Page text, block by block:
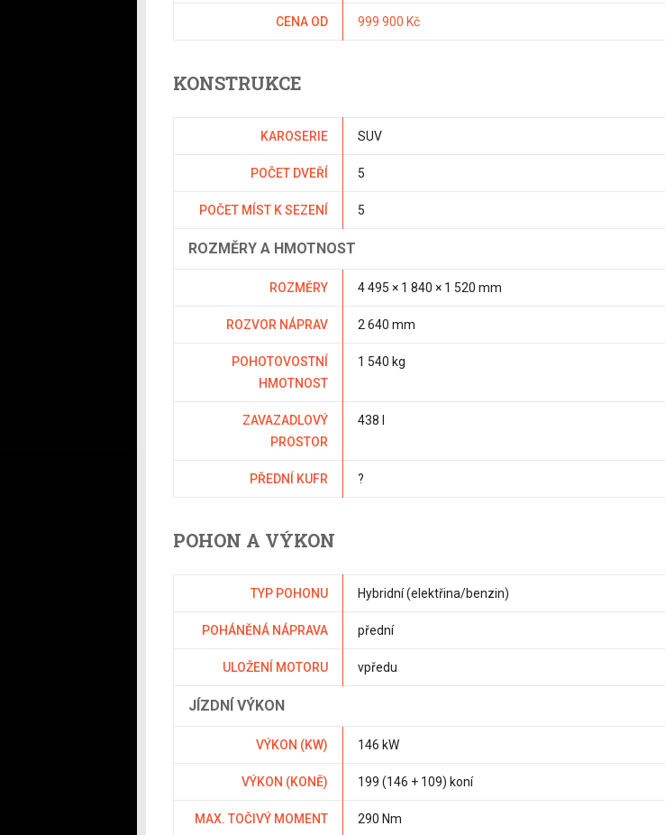
CENA OD 999 900 Kč
KONSTRUKCE
KAROSERIE SUV
POČET DVEŘÍ 5
POČET MÍST K SEZENÍ 5
ROZMĚRY A HMOTNOST
ROZMĚRY 4 495 × 1 840 × 1 520 mm
ROZVOR NÁPRAV 2 640 mm
POHOTOVOSTNÍ
HMOTNOST
1 540 kg
ZAVAZADLOVÝ
PROSTOR
438 l
PŘEDNÍ KUFR ?
POHON A VÝKON
TYP POHONU Hybridní (elektřina/benzin)
POHÁNĚNÁ NÁPRAVA přední
ULOŽENÍ MOTORU vpředu
JÍZDNÍ VÝKON
VÝKON (KW) 146 kW
VÝKON (KONĚ) 199 (146 + 109) koní
MAX. TOČIVÝ MOMENT 290 Nm